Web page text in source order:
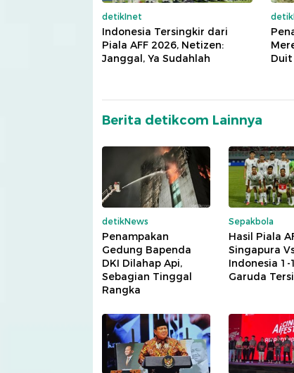
detikInet
Indonesia Tersingkir dari
Piala AFF 2026, Netizen:
Janggal, Ya Sudahlah
Berita detikcom Lainnya
detikNews
Penampakan
Gedung Bapenda
DKI Dilahap Api,
Sebagian Tinggal
Rangka
Sepakbola
Hasil Piala
Singapura
Indonesia 1-
Garuda